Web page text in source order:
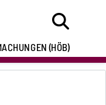
(HÖB)